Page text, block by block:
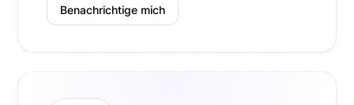
Benachrichtige mich